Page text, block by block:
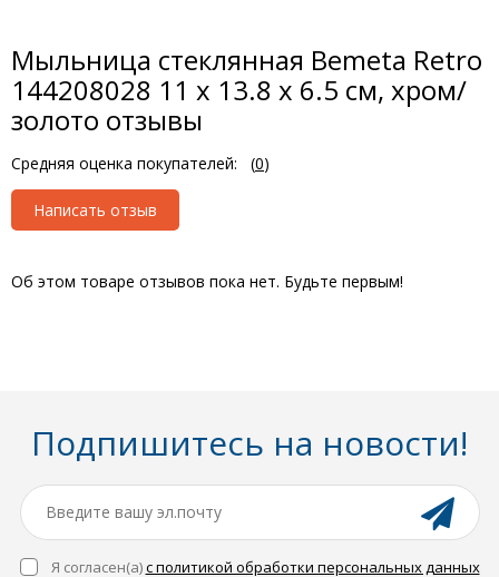
Мыльница стеклянная Bemeta Retro
144208028 11 x 13.8 x 6.5 см, хром/
золото отзывы
Средняя оценка покупателей: (0)
Написать отзыв
Об этом товаре отзывов пока нет. Будьте первым!
Подпишитесь на новости!
Я согласен(a)с политикой обработки персональных данных